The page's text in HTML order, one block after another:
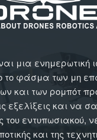
μια ενημερωτική
το φάσμα των μη
και των ρομπότ
εξελίξεις και να
του εντυπωσιακού,
και της